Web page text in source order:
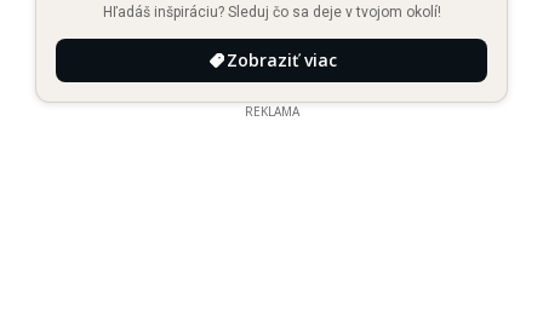
Hľadáš inšpiráciu? Sleduj čo sa deje v tvojom okolí!
Zobraziť viac
REKLAMA